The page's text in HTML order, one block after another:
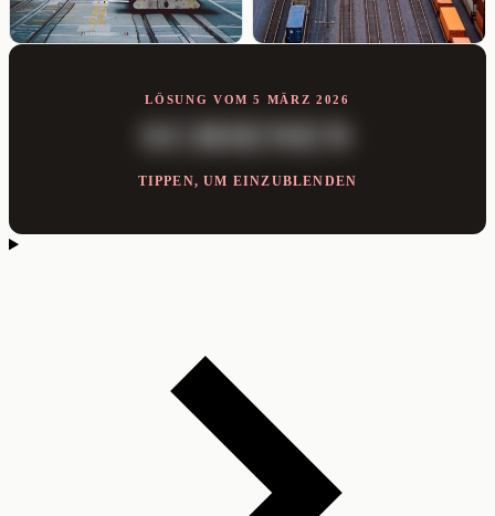
LÖSUNG VOM 5 MÄRZ 2026
SCHIENEN
TIPPEN, UM EINZUBLENDEN